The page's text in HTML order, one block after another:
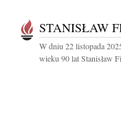
STANISŁAW
W dniu 22 listopada
wieku 90 lat Stanisław